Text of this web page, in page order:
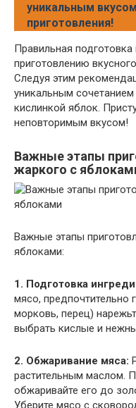
уникальным
приготовления!
Правильная
приготовлению
Следуя этим
уникальным
кислинкой яблок.
неповторимым вкусом!
Важные этапы
жаркого с
Важные этапы
яблоками:
1. Подготовка
мясо, предпочтительно
морковь, перец)
выбрать кислые и
2. Обжаривание мяса:
растительным маслом.
обжаривайте его до
Уберите мясо с